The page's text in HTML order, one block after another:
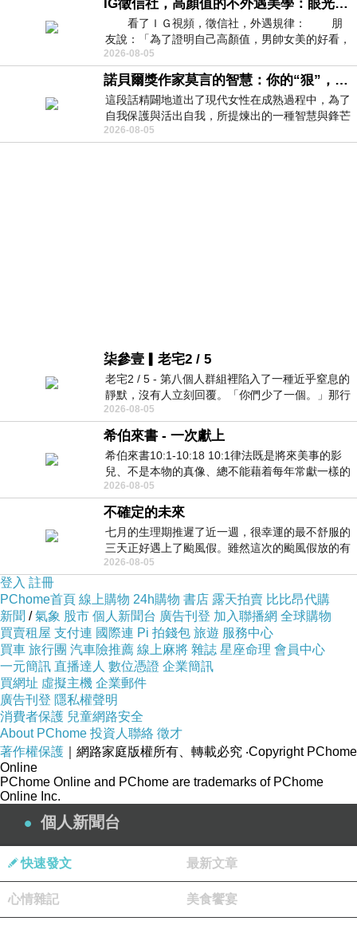
IG徵信社，高顏值的不外遇美學：眼光太高也是一種防禦，為了證明我長得好看，我決定一輩子不外遇！
看了ＩＧ視頻，徵信社，外遇規律： 朋
友說：「為了證明自己高顏值，男帥女美的好看，
且眼光高，我決定一輩子不外遇。」
2026-08-05
諾貝爾獎作家莫言的智慧：你的“狠”，才是最好的自我保護
這段話精闢地道出了現代女性在成熟過程中，為了
自我保護與活出自我，所提煉出的一種智慧與鋒芒
的平衡。 核心解讀與看法
2026-08-05
柒參壹▎老宅2 / 5
老宅2 / 5 - 第八個人群組裡陷入了一種近乎窒息的
靜默，沒有人立刻回覆。「你們少了一個。」那行
字像一顆冰冷的鐵釘，硬生生刺進螢
2026-08-05
希伯來書 - 一次獻上
希伯來書10:1-10:18 10:1律法既是將來美事的影
兒、不是本物的真像、總不能藉着每年常獻一樣的
祭物、叫那近前來的人得以完全。 10
2026-08-05
不確定的未來
七月的生理期推遲了近一週，很幸運的最不舒服的
三天正好遇上了颱風假。雖然這次的颱風假放的有
點虛，因為風雨不大，但這也是最想要的
2026-08-05
登入 註冊
PChome首頁 線上購物 24h購物 書店 露天拍賣 比比昂代購
新聞 /氣象 股市 個人新聞台 廣告刊登 加入聯播網 全球購物
買賣租屋 支付連 國際連 Pi 拍錢包 旅遊 服務中心
買車 旅行團 汽車險推薦 線上麻將 雜誌 星座命理 會員中心
一元簡訊 直播達人 數位憑證 企業簡訊
買網址 虛擬主機 企業郵件
廣告刊登 隱私權聲明
消費者保護 兒童網路安全
About PChome 投資人聯絡 徵才
著作權保護 ｜網路家庭版權所有、轉載必究 ‧Copyright PChome
Online
PChome Online and PChome are trademarks of PChome
Online Inc.
個人新聞台
快速發文 最新文章
心情雜記 美食饗宴